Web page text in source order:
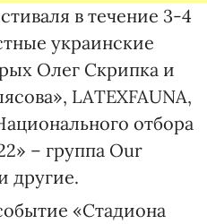
в течение 3-4
украинские
Олег Скрипка и
LATEXFAUNA,
отбора
– группа Our
другие.
«Стадиона